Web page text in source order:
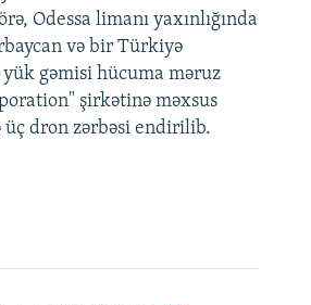
Odessa limanı yaxınlığında
və bir Türkiyə
yük gəmisi hücuma məruz
şirkətinə məxsus
üç dron zərbəsi endirilib.